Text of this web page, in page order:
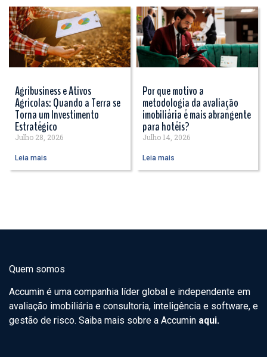
Agribusiness e Ativos
Agrícolas: Quando a Terra se
Torna um Investimento
Estratégico
Julho 28, 2026
Leia mais
Por que motivo a
metodologia da avaliação
imobiliária é mais abrangente
para hotéis?
Julho 14, 2026
Leia mais
Quem somos
Accumin é uma companhia líder global e independente em
avaliação imobiliária e consultoria, inteligência e software, e
gestão de risco. Saiba mais sobre a Accumin aqui.